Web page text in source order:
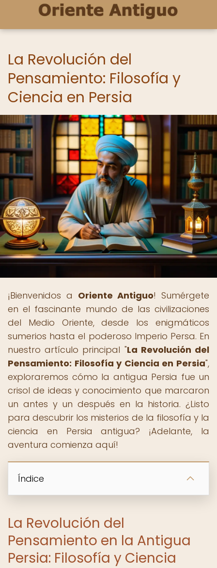
La Revolución del
Pensamiento: Filosofía y
Ciencia en Persia
¡Bienvenidos a Oriente Antiguo! Sumérgete
en el fascinante mundo de las civilizaciones
del Medio Oriente, desde los enigmáticos
sumerios hasta el poderoso Imperio Persa. En
nuestro artículo principal "La Revolución del
Pensamiento: Filosofía y Ciencia en Persia",
exploraremos cómo la antigua Persia fue un
crisol de ideas y conocimiento que marcaron
un antes y un después en la historia. ¿Listo
para descubrir los misterios de la filosofía y la
ciencia en Persia antigua? ¡Adelante, la
aventura comienza aquí!
Índice
La Revolución del
Pensamiento en la Antigua
Persia: Filosofía y Ciencia